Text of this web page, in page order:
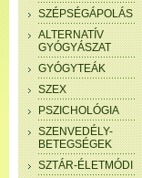
SZÉPSÉGÁPOLÁS
ALTERNATÍV
GYÓGYÁSZAT
GYÓGYTEÁK
SZEX
PSZICHOLÓGIA
SZENVEDÉLY-
BETEGSÉGEK
SZTÁR-ÉLETMÓDI